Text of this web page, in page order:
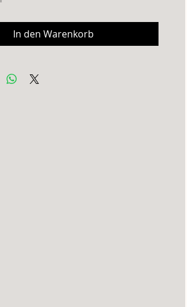
In den Warenkorb